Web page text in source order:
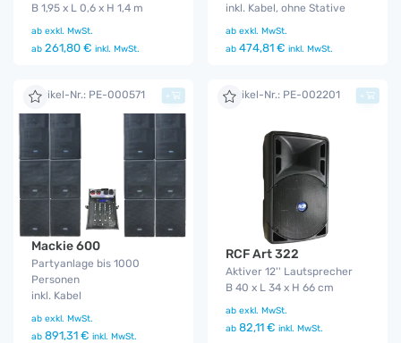
B 1,95 x L 0,6 x H 1,4 m
ab exkl. MwSt.
ab 261,80 € inkl. MwSt.
inkl. Kabel, ohne Stative
ab exkl. MwSt.
ab 474,81 € inkl. MwSt.
Artikel-Nr.: PE-000571
Mackie 600
Partyanlage bis 1000
Personen
inkl. Kabel
ab exkl. MwSt.
ab 891,31 € inkl. MwSt.
+ Artikel-Nr.: PE-002201
RCF Art 322
Aktiver 12'' Lautsprecher
B 40 x L 34 x H 66 cm
ab exkl. MwSt.
ab 82,11 € inkl. MwSt.
+